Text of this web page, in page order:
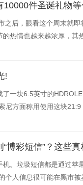
件圣诞礼物
后，眼看这个周末就
热情也越来越浓厚，其
!
一块6.5英寸的
尼方面称用使用这块
验影院
博彩短信”？这些
。垃圾短信都是通过苹
个人信息很可能在黑市被